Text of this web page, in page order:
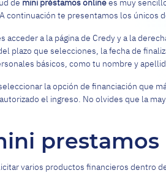
de mini préstamos onlinees muy
continuación te presentamos los únicos
acceder a la página de Credy y a la
plazo que selecciones, la fecha de
básicos, como tu nombre y
la opción de financiación que
el ingreso. No olvides que la
varios productos financieros dentro